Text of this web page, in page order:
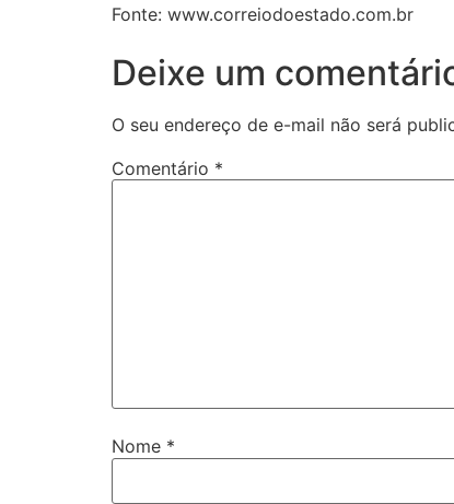
Fonte: www.correiodoestado.com.br
Deixe um
O seu endereço de e-mail não será
Comentário *
Nome *